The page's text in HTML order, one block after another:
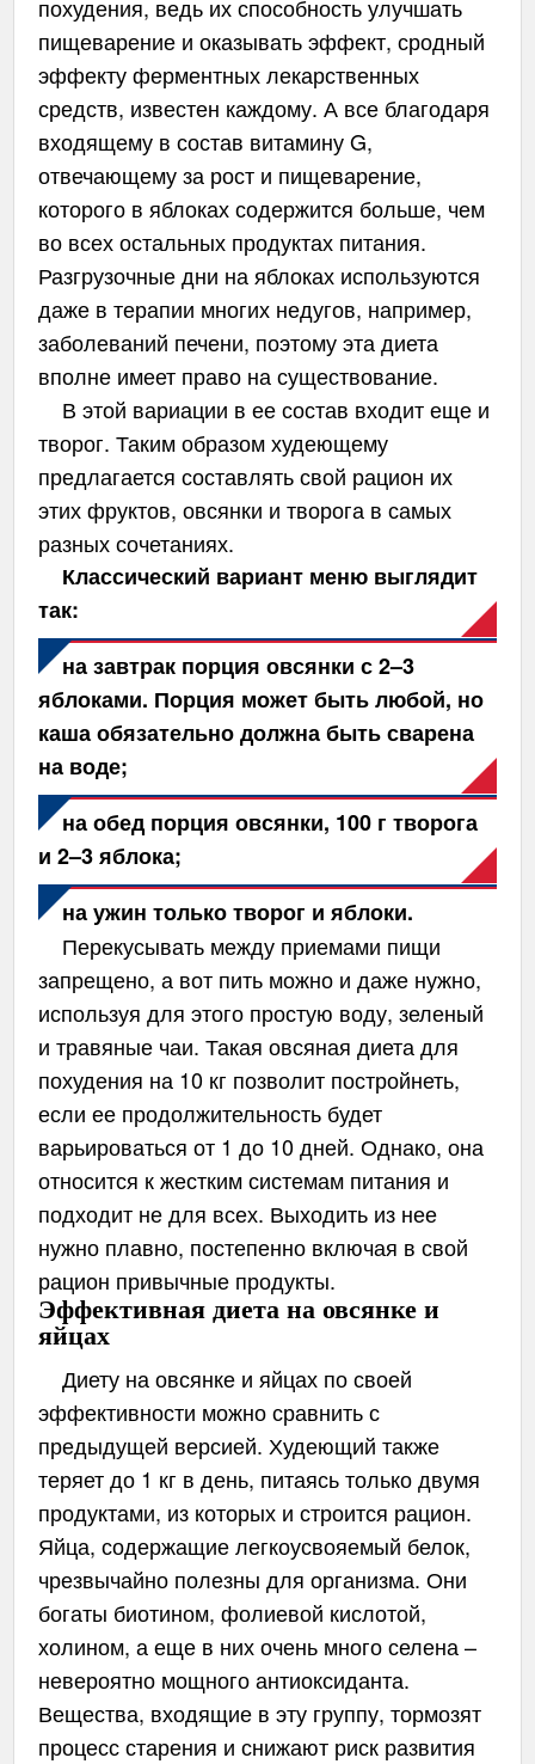
похудения, ведь их способность улучшать
пищеварение и оказывать эффект, сродный
эффекту ферментных лекарственных
средств, известен каждому. А все благодаря
входящему в состав витамину G,
отвечающему за рост и пищеварение,
которого в яблоках содержится больше, чем
во всех остальных продуктах питания.
Разгрузочные дни на яблоках используются
даже в терапии многих недугов, например,
заболеваний печени, поэтому эта диета
вполне имеет право на существование.
В этой вариации в ее состав входит еще и
творог. Таким образом худеющему
предлагается составлять свой рацион их
этих фруктов, овсянки и творога в самых
разных сочетаниях.
Классический вариант меню выглядит
так:
на завтрак порция овсянки с 2–3
яблоками. Порция может быть любой, но
каша обязательно должна быть сварена
на воде;
на обед порция овсянки, 100 г творога
и 2–3 яблока;
на ужин только творог и яблоки.
Перекусывать между приемами пищи
запрещено, а вот пить можно и даже нужно,
используя для этого простую воду, зеленый
и травяные чаи. Такая овсяная диета для
похудения на 10 кг позволит постройнеть,
если ее продолжительность будет
варьироваться от 1 до 10 дней. Однако, она
относится к жестким системам питания и
подходит не для всех. Выходить из нее
нужно плавно, постепенно включая в свой
рацион привычные продукты.
Эффективная диета на овсянке и
яйцах
Диету на овсянке и яйцах по своей
эффективности можно сравнить с
предыдущей версией. Худеющий также
теряет до 1 кг в день, питаясь только двумя
продуктами, из которых и строится рацион.
Яйца, содержащие легкоусвояемый белок,
чрезвычайно полезны для организма. Они
богаты биотином, фолиевой кислотой,
холином, а еще в них очень много селена –
невероятно мощного антиоксиданта.
Вещества, входящие в эту группу, тормозят
процесс старения и снижают риск развития